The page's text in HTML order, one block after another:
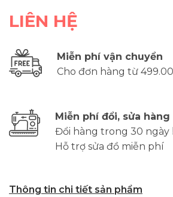
LIÊN HỆ
Miễn phí vận chuyển
Cho đơn hàng từ
Miễn phí đổi, sửa hàng
Đổi hàng trong 30 ngày
Hỗ trợ sửa đồ miễn phí
Thông tin chi tiết sản phẩm